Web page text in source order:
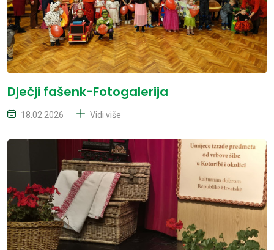
Dječji fašenk-Fotogalerija
18.02.2026 Vidi više